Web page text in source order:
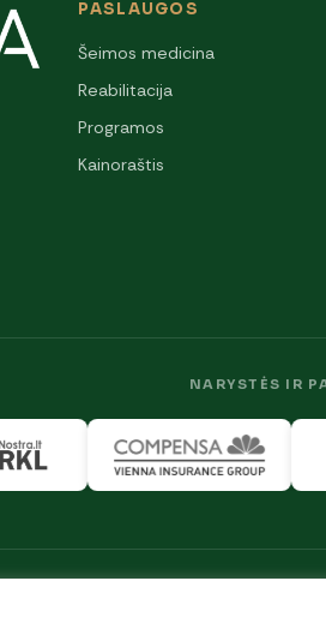
PASLAUGOS
Šeimos medicina
Reabilitacija
Programos
Kainoraštis
NARYSTĖS IR